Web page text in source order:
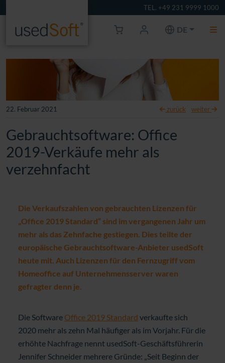
TEL. +49 231 9999 1000
DE
22. Februar 2021 zurück weiter
Gebrauchtsoftware: Office
2019-Verkäufe mehr als
verzehnfacht
Die Verkaufszahlen von gebrauchten Lizenzen für
„Office 2019 Standard“ sind im vergangenen Jahr um
mehr als das Zehnfache gestiegen. Dies teilte der
europäische Gebrauchtsoftware-Anbieter usedSoft
heute mit. Auch Lizenzen für den Fernzugriff vom
Homeoffice auf Unternehmensserver waren
gefragter denn je.
Die Software Office 2019 Standard verkaufte sich
2020 mehr als zehn Mal häufiger als im Vorjahr. Für die
erhöhte Nachfrage nennt usedSoft-Geschäftsführerin
Jennifer Schneider mehrere Gründe: „Seit Beginn der